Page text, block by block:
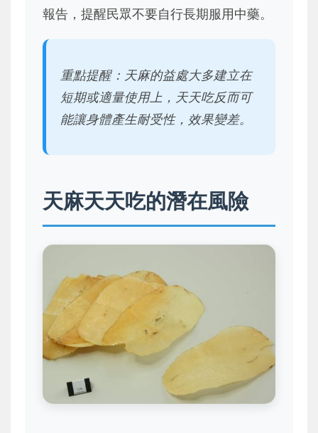
報告，提醒民眾不要自行長期服用中藥。
重點提醒：天麻的益處大多建立在
短期或適量使用上，天天吃反而可
能讓身體產生耐受性，效果變差。
天麻天天吃的潛在風險